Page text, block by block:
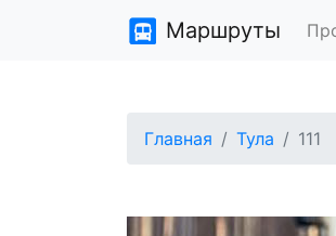
Маршруты
Главная Тула 111